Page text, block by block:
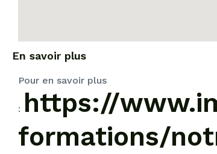
En savoir plus
Pour en savoir plus
: https://
formations/